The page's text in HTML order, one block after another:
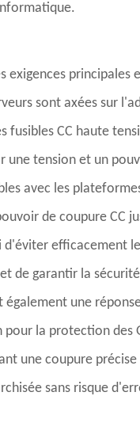
exigences principales
sont axées sur
fusibles CC haute
une tension et un
avec les
de coupure CC
d'éviter efficacement
de garantir la
également une
pour la protection des
une coupure
sans risque